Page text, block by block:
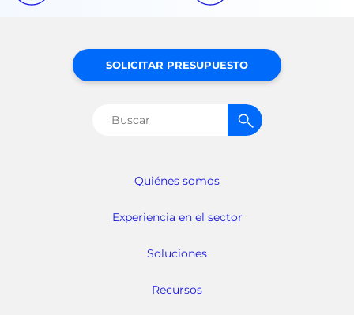
Quiénes somos
Experiencia en el sector
Soluciones
Recursos
SOLICITAR PRESUPUESTO
Buscar: